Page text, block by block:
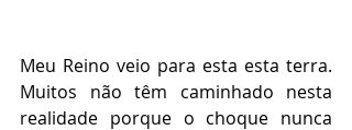
Meu Reino veio para esta esta terra.
Muitos não têm caminhado nesta
realidade porque o choque nunca